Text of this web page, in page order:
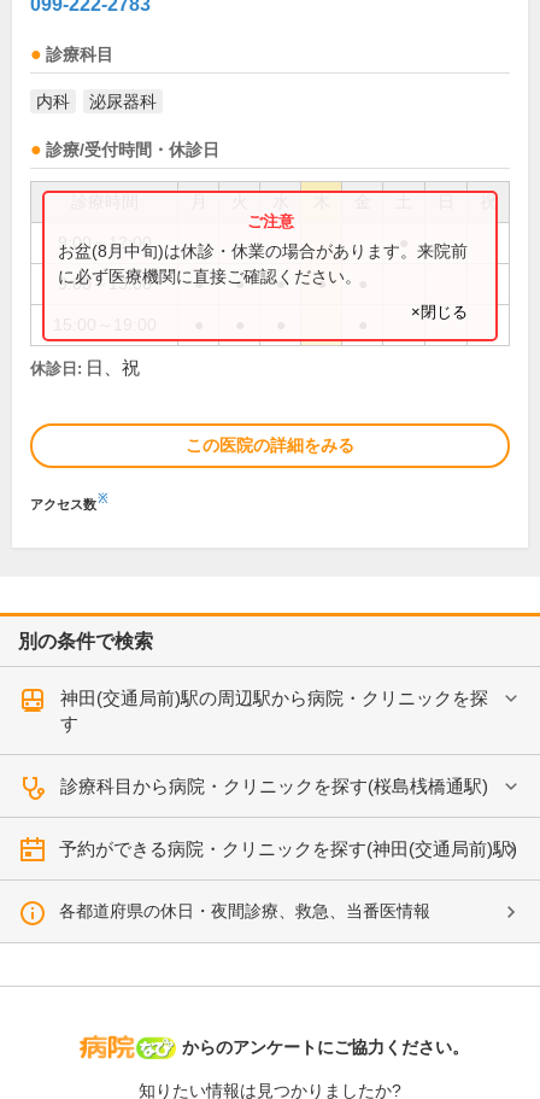
099-222-2783
診療科目
内科 泌尿器科
診療/受付時間・休診日
祝
9:00～12:00
9:00～13:00 ● ● ● ●
お盆(8月中旬)は休診・休業の場合があります。来院前
に必ず医療機関に直接ご確認ください。
×閉じる
休診日: 日、祝
この医院の詳細をみる
アクセス数※
別の条件で検索
神田(交通局前)駅の周辺駅から病院・クリニックを探
す
診療科目から病院・クリニックを探す(桜島桟橋通駅)
予約ができる病院・クリニックを探す(神田(交通局前)駅)
各都道府県の休日・夜間診療、救急、当番医情報
病院なび
からのアンケートにご協力ください。
知りたい情報は見つかりましたか?